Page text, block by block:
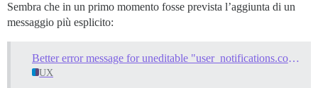
Sembra che in un primo momento fosse prevista l’aggiunta di un
messaggio più esplicito:
Better error message for uneditable "user_notifications.confirm_old_email" texts
UX